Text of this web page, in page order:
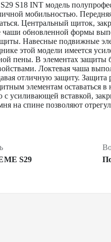
S18 INT модель
мобильностью.
Центральный щиток,
обновленной формы
Навесные подвижные
этой модели имеется
пены. В элементах защиты
Локтевая чаша
отличную защиту.
элементам оставаться
усиливающей вставкой,
на спине позволяют
S29